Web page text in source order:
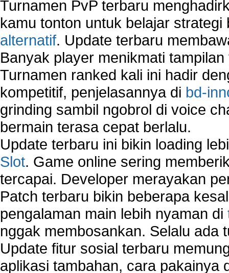
Turnamen PvP terbaru
kamu tonton untuk belajar
alternatif. Update terbaru
Banyak player menikmati
Turnamen ranked kali ini hadir
kompetitif, penjelasannya di bd-
grinding sambil ngobrol di voice
bermain terasa cepat berlalu.
Update terbaru ini bikin loading
Slot. Game online sering
tercapai. Developer merayakan
Patch terbaru bikin beberapa
pengalaman main lebih nyaman di
nggak membosankan. Selalu ada
Update fitur sosial terbaru
aplikasi tambahan, cara pakainya